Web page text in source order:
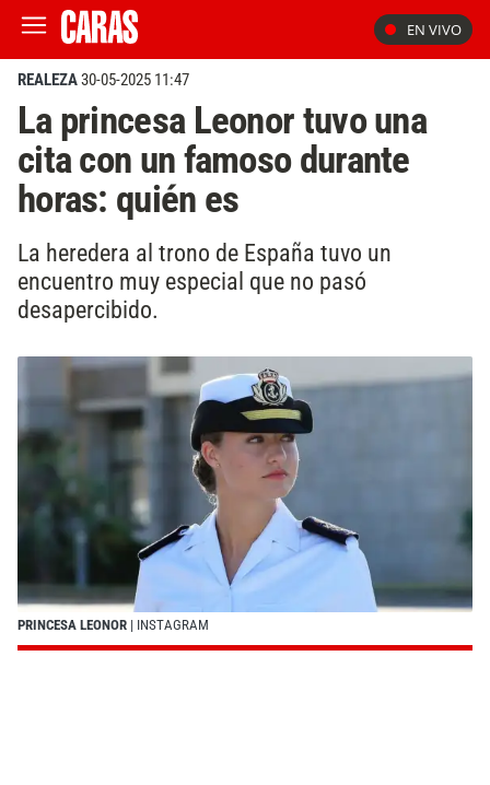
EN VIVO
REALEZA30-05-2025 11:47
La princesa Leonor tuvo una
cita con un famoso durante
horas: quién es
La heredera al trono de España tuvo un
encuentro muy especial que no pasó
desapercibido.
PRINCESA LEONOR | INSTAGRAM